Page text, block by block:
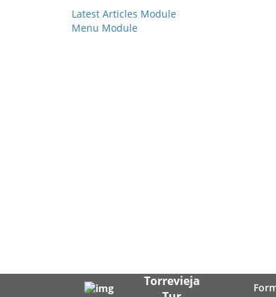
Latest Articles Module
Menu Module
Torrevieja